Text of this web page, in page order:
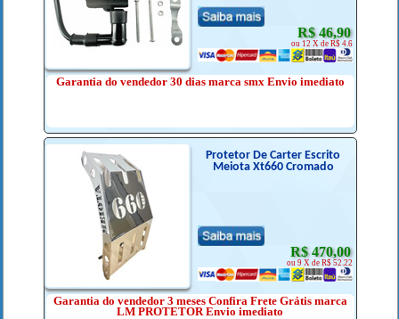
R$ 46,90
ou 12 X de R$ 4.6
Garantia do vendedor 30 dias marca smx Envio imediato
Protetor De Carter Escrito
Meiota Xt660 Cromado
R$ 470,00
ou 9 X de R$ 52.22
Garantia do vendedor 3 meses Confira Frete Grátis marca
LM PROTETOR Envio imediato